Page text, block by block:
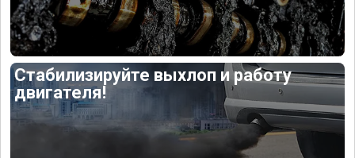
Стабилизируйте выхлоп и работу
двигателя!